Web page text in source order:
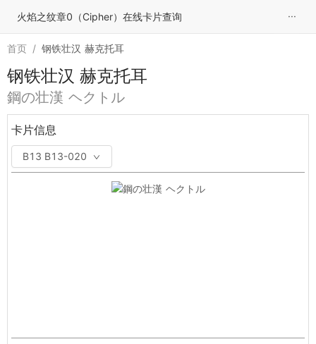
火焰之纹章0（Cipher）在线卡片查询 ···
首页 / 钢铁壮汉 赫克托耳
钢铁壮汉 赫克托耳
鋼の壮漢 ヘクトル
卡片信息
B13 B13-020